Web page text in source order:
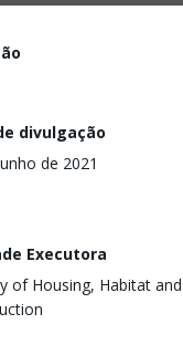
divulgação
de 2021
Executora
of Housing, Habitat and